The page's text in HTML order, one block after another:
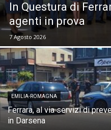
In Questura di
agenti in prova
7 Agosto 2026
EMILIA-ROMAGNA
Ferrara, al via servizi di
in Darsena